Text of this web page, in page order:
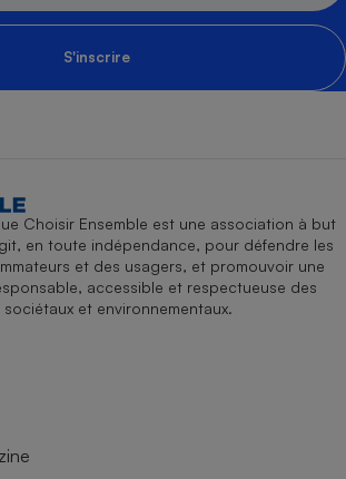
S'inscrire
Choisir Ensemble est une association à but
en toute indépendance, pour défendre les
et des usagers, et promouvoir une
accessible et respectueuse des
sociétaux et environnementaux.